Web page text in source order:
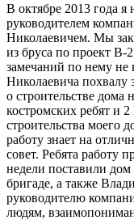
В октябре 2013 года я
руководителем
Николаевичем. Мы
из бруса по проект В-
замечаний по нему не
Николаевича похвалу
о строительстве дома
костромских ребят и
строительства моего
работу знает на
совет. Ребята работу
недели поставили
бригаде, а также
руководителю
людям,